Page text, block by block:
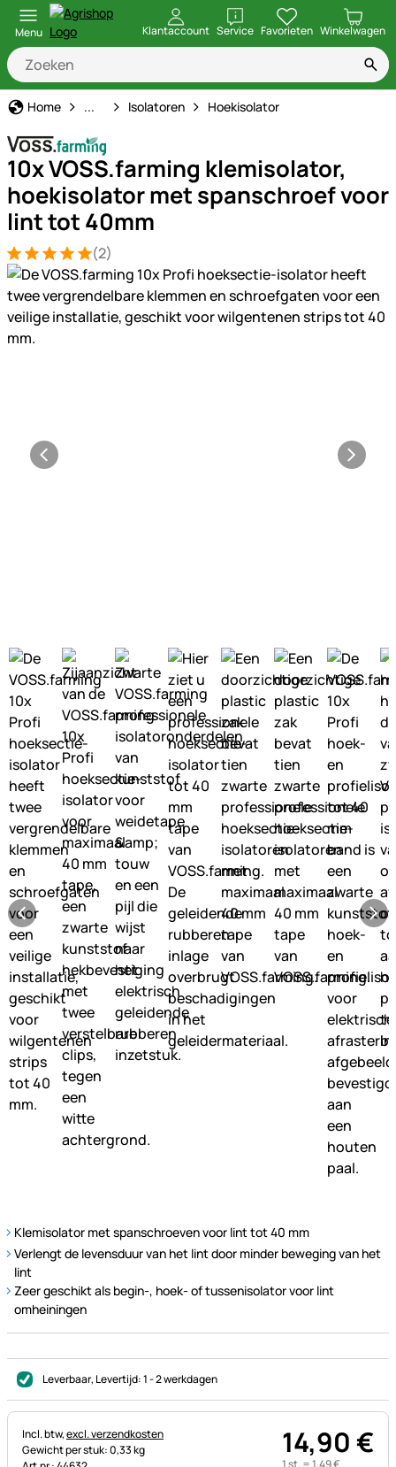
Menu Klantaccount ServiceopenenFavorieten Winkelwagen
Home Schrikdraad
... Isolatoren Hoekisolator
10x VOSS.farming klemisolator,
hoekisolator met spanschroef voor
lint tot 40mm
Beoordeling: 5 van 5 (2 beoordelingen)
2 Bewertungen
(2)
Productgalerij
Klemisolator met spanschroeven voor lint tot 40 mm
Verlengt de levensduur van het lint door minder beweging van het
lint
Zeer geschikt als begin-, hoek- of tussenisolator voor lint
omheiningen
Leverbaar, Levertijd:1 - 2 werkdagen
Belastinginformatie:
Incl. btw,excl. verzendkosten
Gewicht per stuk: 0,33 kg
14,90€